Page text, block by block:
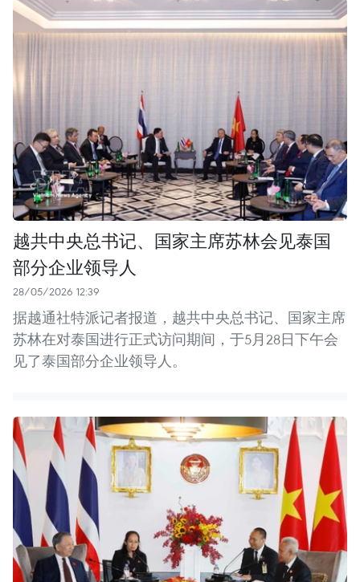
越共中央总书记、国家主席苏林会见泰国
部分企业领导人
28/05/2026 12:39
据越通社特派记者报道，越共中央总书记、国家主席
苏林在对泰国进行正式访问期间，于5月28日下午会
见了泰国部分企业领导人。